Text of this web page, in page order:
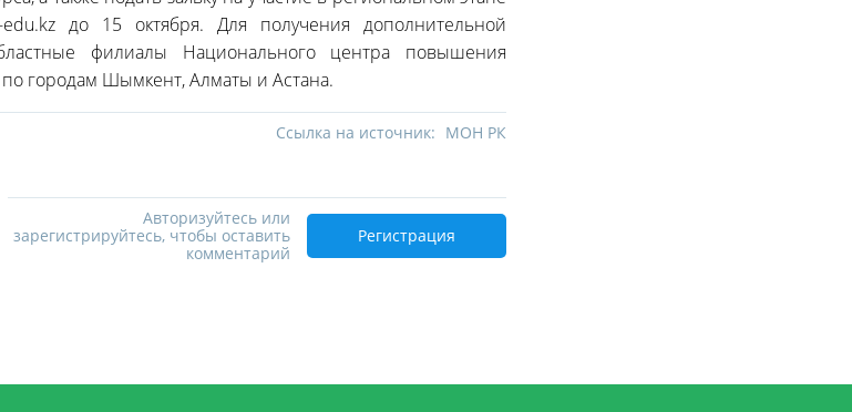
до 15 октября. Для получения дополнительной
филиалы Национального центра повышения
городам Шымкент, Алматы и Астана.
Ссылка на источник: МОН РК
Авторизуйтесь или
зарегистрируйтесь, чтобы оставить
комментарий
Регистрация